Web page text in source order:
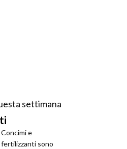
settimana
Concimi e
fertilizzanti sono